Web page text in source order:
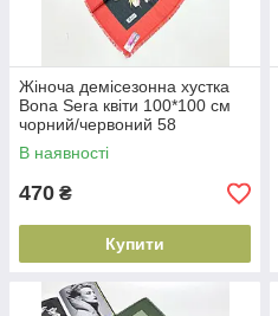
Жіноча демісезонна хустка
Bona Sera квіти 100*100 см
чорний/червоний 58
В наявності
470 ₴
Купити